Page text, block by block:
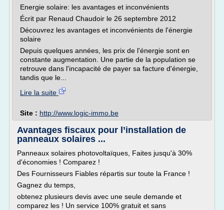
Energie solaire: les avantages et inconvénients
Écrit par Renaud Chaudoir le 26 septembre 2012
Découvrez les avantages et inconvénients de l'énergie
solaire
Depuis quelques années, les prix de l'énergie sont en
constante augmentation. Une partie de la population se
retrouve dans l'incapacité de payer sa facture d'énergie,
tandis que le...
Lire la suite
Site : http://www.logic-immo.be
Avantages fiscaux pour l’installation de
panneaux solaires ...
Panneaux solaires photovoltaïques, Faites jusqu'à 30%
d'économies ! Comparez !
Des Fournisseurs Fiables répartis sur toute la France !
Gagnez du temps,
obtenez plusieurs devis avec une seule demande et
comparez les ! Un service 100% gratuit et sans